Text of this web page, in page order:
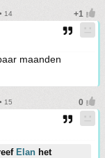
14
maanden
15
Elan het